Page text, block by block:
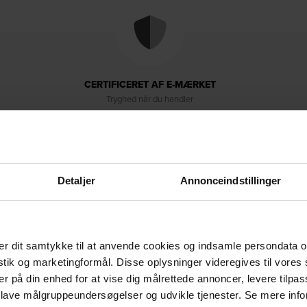
Detaljer Annonceindstillinger
dit samtykke til at anvende cookies og indsamle persondata
og marketingformål. Disse oplysninger videregives til vores
på din enhed for at vise dig målrettede annoncer, levere
målgruppeundersøgelser og udvikle tjenester. Se mere
CERTIFICERET AF E-MÆRKET
Tryghed når du handler
Levering & retur Om brandet
med stil og funktionalitet i tankerne. Bordet, der måler